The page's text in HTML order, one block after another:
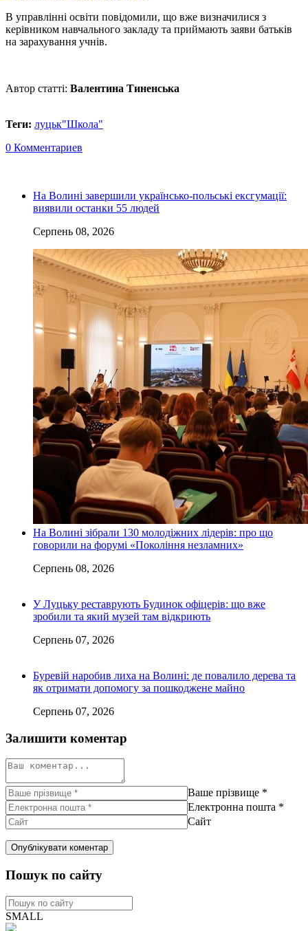
В управлінні освіти повідомили, що вже визначилися з
керівником навчального закладу та приймають заяви батьків
на зарахування учнів.
Автор статті: Валентина Тиненська
Теги: луцьк"Школа"
0 Комментариев
На Волині завершили українсько-польські ексгумації:
виявили останки 55 людей
Серпень 08, 2026
На Волині зібрали 130 молодіжних лідерів: про що
говорили на форумі «Покоління незламних»
Серпень 08, 2026
У Луцьку реставрують Будинок офіцерів: що вже
зробили та який музей там відкриють
Серпень 07, 2026
Буревій наробив лиха на Волині: де повалило дерева та
як отримати допомогу за пошкоджене майно
Серпень 07, 2026
Залишити коментар
Ваше прізвище *
Електронна пошта *
Сайт
Пошук по сайту
SMALL